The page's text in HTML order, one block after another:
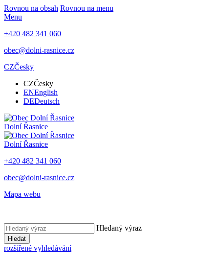
Rovnou na obsah Rovnou na menu
Menu
+420 482 341 060
obec@dolni-rasnice.cz
CZČesky
CZČesky
ENEnglish
DEDeutsch
Dolní Řasnice
Dolní Řasnice
+420 482 341 060
obec@dolni-rasnice.cz
Mapa webu
Hledaný výraz
Hledat
rozšířené vyhledávání